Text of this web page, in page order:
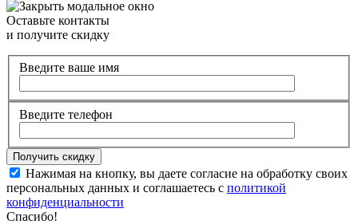
Оставьте контакты
и получите скидку
Введите ваше имя
Введите телефон
Нажимая на кнопку, вы даете согласие на обработку своих
персональных данных и соглашаетесь с политикой
конфиденциальности
Спасибо!